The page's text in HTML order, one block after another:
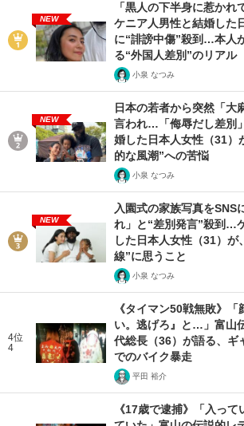
NEW
「黒人の下半身に惹かれ
ケニア人男性と結婚した
に“誹謗中傷”殺到…本人
る“外国人差別”のリアル
小泉 なつみ
NEW
日本の若者から突然「大
言われ…「侮辱だし差別
婚した日本人女性（31）
的な風潮”への苦悩
小泉 なつみ
NEW
入園式の家族写真を
れ」と“差別発言”殺到…
した日本人女性（31）が
線”に思うこと
小泉 なつみ
4位
4
《タイマン50戦無敗》
い。逃げろ』と…」富山
代総長（36）が語る、ギ
でのバイク暴走
平田 裕介
《17歳で逮捕》「入っ